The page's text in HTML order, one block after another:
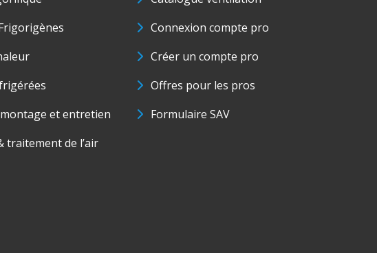
et entretien
traitement de l’air
Connexion compte pro
Créer un compte pro
Offres pour les pros
Formulaire SAV